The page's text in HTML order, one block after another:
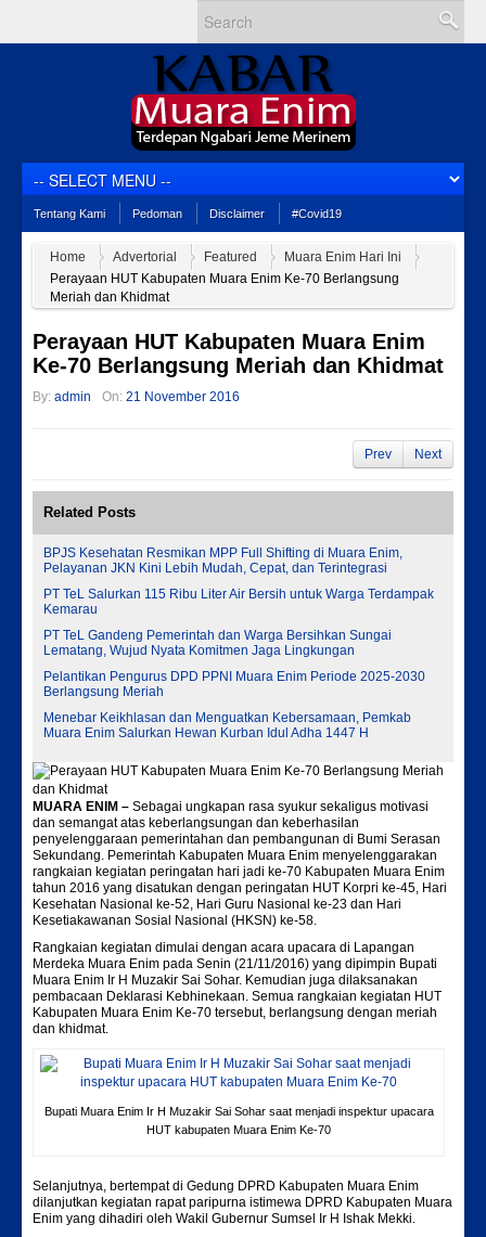
Tentang Kami Pedoman Disclaimer #Covid19
Home Advertorial Featured
Muara Enim Hari Ini
Perayaan HUT Kabupaten Muara Enim Ke-70 Berlangsung
Meriah dan Khidmat
Perayaan HUT Kabupaten Muara Enim
Ke-70 Berlangsung Meriah dan Khidmat
By: admin On: 21 November 2016
Prev Next
Related Posts
BPJS Kesehatan Resmikan MPP Full Shifting di Muara Enim,
Pelayanan JKN Kini Lebih Mudah, Cepat, dan Terintegrasi
PT TeL Salurkan 115 Ribu Liter Air Bersih untuk Warga Terdampak
Kemarau
PT TeL Gandeng Pemerintah dan Warga Bersihkan Sungai
Lematang, Wujud Nyata Komitmen Jaga Lingkungan
Pelantikan Pengurus DPD PPNI Muara Enim Periode 2025-2030
Berlangsung Meriah
Menebar Keikhlasan dan Menguatkan Kebersamaan, Pemkab
Muara Enim Salurkan Hewan Kurban Idul Adha 1447 H
MUARA ENIM – Sebagai ungkapan rasa syukur sekaligus motivasi
dan semangat atas keberlangsungan dan keberhasilan
penyelenggaraan pemerintahan dan pembangunan di Bumi Serasan
Sekundang. Pemerintah Kabupaten Muara Enim menyelenggarakan
rangkaian kegiatan peringatan hari jadi ke-70 Kabupaten Muara Enim
tahun 2016 yang disatukan dengan peringatan HUT Korpri ke-45, Hari
Kesehatan Nasional ke-52, Hari Guru Nasional ke-23 dan Hari
Kesetiakawanan Sosial Nasional (HKSN) ke-58.‬
Rangkaian kegiatan dimulai dengan acara upacara di Lapangan
Merdeka Muara Enim pada Senin (21/11/2016) yang dipimpin Bupati
Muara Enim Ir H Muzakir Sai Sohar. Kemudian juga dilaksanakan
pembacaan Deklarasi Kebhinekaan.‬ Semua rangkaian kegiatan HUT
Kabupaten Muara Enim Ke-70 tersebut, berlangsung dengan meriah
dan khidmat.
Bupati Muara Enim Ir H Muzakir Sai Sohar saat menjadi inspektur upacara
HUT kabupaten Muara Enim Ke-70
Selanjutnya, bertempat di Gedung DPRD Kabupaten Muara Enim
dilanjutkan kegiatan rapat paripurna istimewa DPRD Kabupaten Muara
Enim yang dihadiri oleh Wakil Gubernur Sumsel Ir H Ishak Mekki.